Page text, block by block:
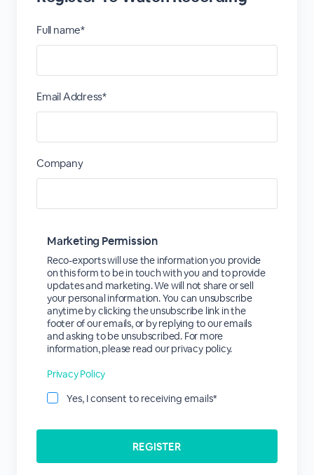
Full name*
Email Address*
Company
Marketing Permission
Reco-exports will use the information you provide
on this form to be in touch with you and to provide
updates and marketing. We will not share or sell
your personal information. You can unsubscribe
anytime by clicking the unsubscribe link in the
footer of our emails, or by replying to our emails
and asking to be unsubscribed. For more
information, please read our privacy policy.
Privacy Policy
Yes, I consent to receiving emails*